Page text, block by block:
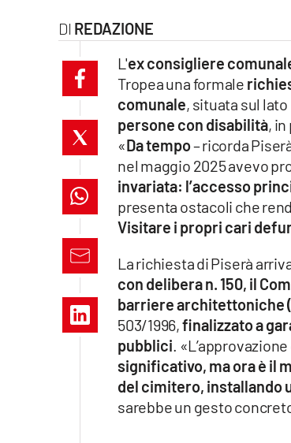
cosenzachannel.it
catanzarochannel.it
lacapitalenews.it
Vai
REDAZIONE
L'ex consigliere
Tropea una formale
comunale, situata sul
persone con disabilità,
«Da tempo– ricorda
nel maggio 2025 avevo
invariata: l’accesso
presenta ostacoli che
Visitare i propri cari
La richiesta di Piserà
con delibera n. 150, il
barriere architettoniche
503/1996,finalizzato a
pubblici.
significativo, ma ora è il
del cimitero, installando
sarebbe un gesto